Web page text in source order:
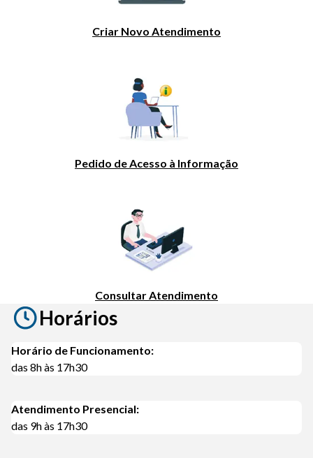
Criar Novo Atendimento
Pedido de Acesso à Informação
Consultar Atendimento
Horários
Horário de Funcionamento:
das 8h às 17h30
Atendimento Presencial:
das 9h às 17h30